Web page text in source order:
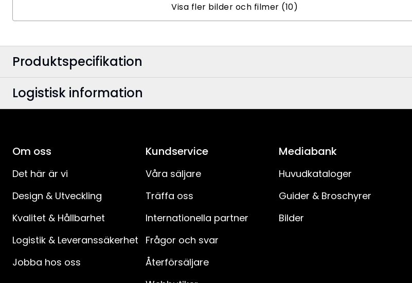
Visa fler bilder och filmer (10)
Produktspecifikation
Färg:
Djup:
Användningsområde
Logistisk information
Artikelnummer
Om oss
Det här är vi
Design & Utveckling
Kvalitet & Hållbarhet
Logistik & Leveranssäkerhet
Jobba hos oss
Kundservice
Våra säljare
Träffa oss
Internationella partner
Frågor och svar
Återförsäljare
Mediabank
Huvudkataloger
Guider & Broschyrer
Bilder